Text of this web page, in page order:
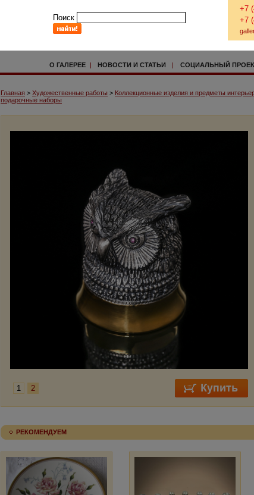
Поиск
+7
+7
О ГАЛЕРЕЕ | НОВОСТИ И СТАТЬИ | СОЦИАЛЬНЫЙ
Главная > Художественные работы > Коллекционные изделия и предметы
подарочные наборы
1 2
РЕКОМЕНДУЕМ